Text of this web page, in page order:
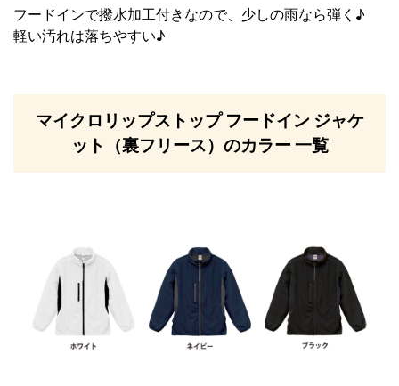
フードインで撥水加工付きなので、少しの雨なら弾く♪
軽い汚れは落ちやすい♪
マイクロリップストップ フードイン ジャケ
ット（裏フリース）のカラー 一覧